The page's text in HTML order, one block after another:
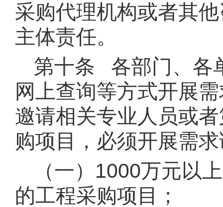
采购代理机构或者其
主体责任。
第十条 各部门、各
网上查询等方式开展
邀请相关专业人员或
购项目，必须开展需
（一）1000万元以
的工程采购项目；